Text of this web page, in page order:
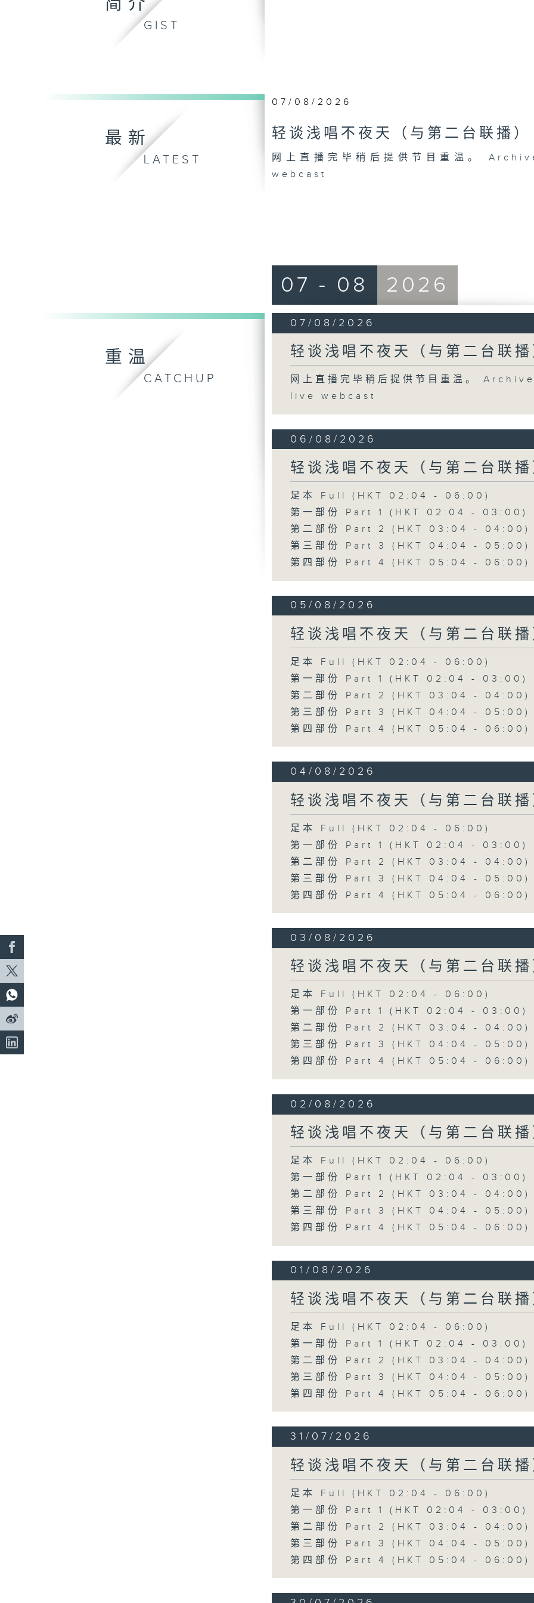
简介
GIST
最新
LATEST
07/08/2026
轻谈浅唱不夜天（与第二台联播）
网上直播完毕稍后提供节目重温。
webcast
重温
CATCHUP
07 - 08 2026
07/08/2026
轻谈浅唱不夜天（与第二台联
网上直播完毕稍后提供节目重温。
live webcast
06/08/2026
轻谈浅唱不夜天（与第二台联
足本 Full (HKT 02:04 - 06:00)
第一部份 Part 1 (HKT 02:04 - 03:00)
第二部份 Part 2 (HKT 03:04 - 04:00)
第三部份 Part 3 (HKT 04:04 - 05:00)
第四部份 Part 4 (HKT 05:04 - 06:00)
05/08/2026
轻谈浅唱不夜天（与第二台联
足本 Full (HKT 02:04 - 06:00)
第一部份 Part 1 (HKT 02:04 - 03:00)
第二部份 Part 2 (HKT 03:04 - 04:00)
第三部份 Part 3 (HKT 04:04 - 05:00)
第四部份 Part 4 (HKT 05:04 - 06:00)
04/08/2026
轻谈浅唱不夜天（与第二台联
足本 Full (HKT 02:04 - 06:00)
第一部份 Part 1 (HKT 02:04 - 03:00)
第二部份 Part 2 (HKT 03:04 - 04:00)
第三部份 Part 3 (HKT 04:04 - 05:00)
第四部份 Part 4 (HKT 05:04 - 06:00)
03/08/2026
轻谈浅唱不夜天（与第二台联
足本 Full (HKT 02:04 - 06:00)
第一部份 Part 1 (HKT 02:04 - 03:00)
第二部份 Part 2 (HKT 03:04 - 04:00)
第三部份 Part 3 (HKT 04:04 - 05:00)
第四部份 Part 4 (HKT 05:04 - 06:00)
02/08/2026
轻谈浅唱不夜天（与第二台联
足本 Full (HKT 02:04 - 06:00)
第一部份 Part 1 (HKT 02:04 - 03:00)
第二部份 Part 2 (HKT 03:04 - 04:00)
第三部份 Part 3 (HKT 04:04 - 05:00)
第四部份 Part 4 (HKT 05:04 - 06:00)
01/08/2026
轻谈浅唱不夜天（与第二台联
足本 Full (HKT 02:04 - 06:00)
第一部份 Part 1 (HKT 02:04 - 03:00)
第二部份 Part 2 (HKT 03:04 - 04:00)
第三部份 Part 3 (HKT 04:04 - 05:00)
第四部份 Part 4 (HKT 05:04 - 06:00)
31/07/2026
轻谈浅唱不夜天（与第二台联
足本 Full (HKT 02:04 - 06:00)
第一部份 Part 1 (HKT 02:04 - 03:00)
第二部份 Part 2 (HKT 03:04 - 04:00)
第三部份 Part 3 (HKT 04:04 - 05:00)
第四部份 Part 4 (HKT 05:04 - 06:00)